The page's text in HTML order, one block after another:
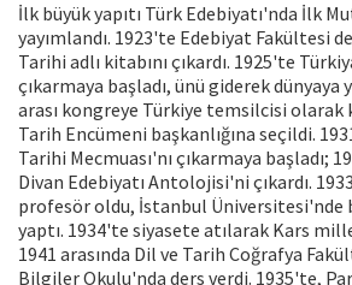
İlk büyük yapıtı Türk Edebiyatı'nda İlk
yayımlandı. 1923'te Edebiyat Fakültesi
Tarihi adlı kitabını çıkardı. 1925'te
çıkarmaya başladı, ünü giderek dünyaya
arası kongreye Türkiye temsilcisi olarak
Tarih Encümeni başkanlığına seçildi.
Tarihi Mecmuası'nı çıkarmaya başladı;
Divan Edebiyatı Antolojisi'ni çıkardı.
profesör oldu, İstanbul Üniversitesi'nde
yaptı. 1934'te siyasete atılarak Kars
1941 arasında Dil ve Tarih Coğrafya
Bilgiler Okulu'nda ders verdi. 1935'te,